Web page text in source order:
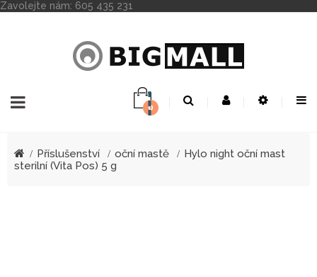
Zavolejte nám: 605 435 231
0
Příslušenství oční mastě
Hylo night oční mast
sterilní (Vita Pos) 5 g